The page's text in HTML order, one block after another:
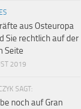
aus Osteuropa
Sie rechtlich auf der
Seite
2019
SAGT:
noch auf Gran